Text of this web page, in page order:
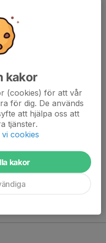
2/4
20.30.
kakor
(cookies) för att vår
för dig. De används
att hjälpa oss att
tjänster.
cookies
kakor